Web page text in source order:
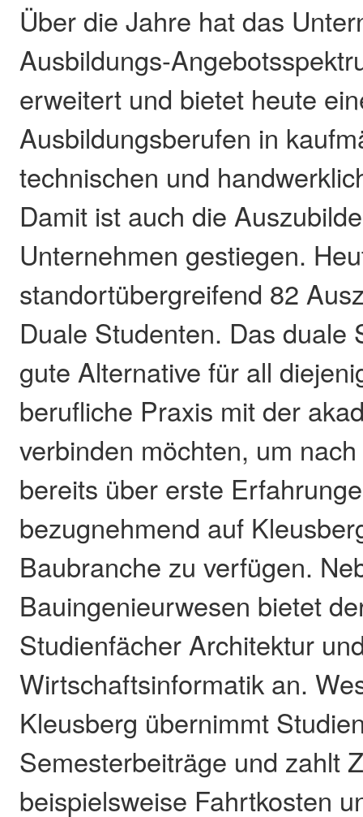
Über die Jahre hat das
Ausbildungs-
erweitert und bietet heute
Ausbildungsberufen in
technischen und
Damit ist auch die
Unternehmen gestiegen.
standortübergreifend 82
Duale Studenten. Das duale
gute Alternative für all
berufliche Praxis mit der
verbinden möchten, um
bereits über erste
bezugnehmend auf
Baubranche zu verfügen.
Bauingenieurwesen bietet
Studienfächer Architektur
Wirtschaftsinformatik an.
Kleusberg übernimmt
Semesterbeiträge und zahlt
beispielsweise Fahrtkosten